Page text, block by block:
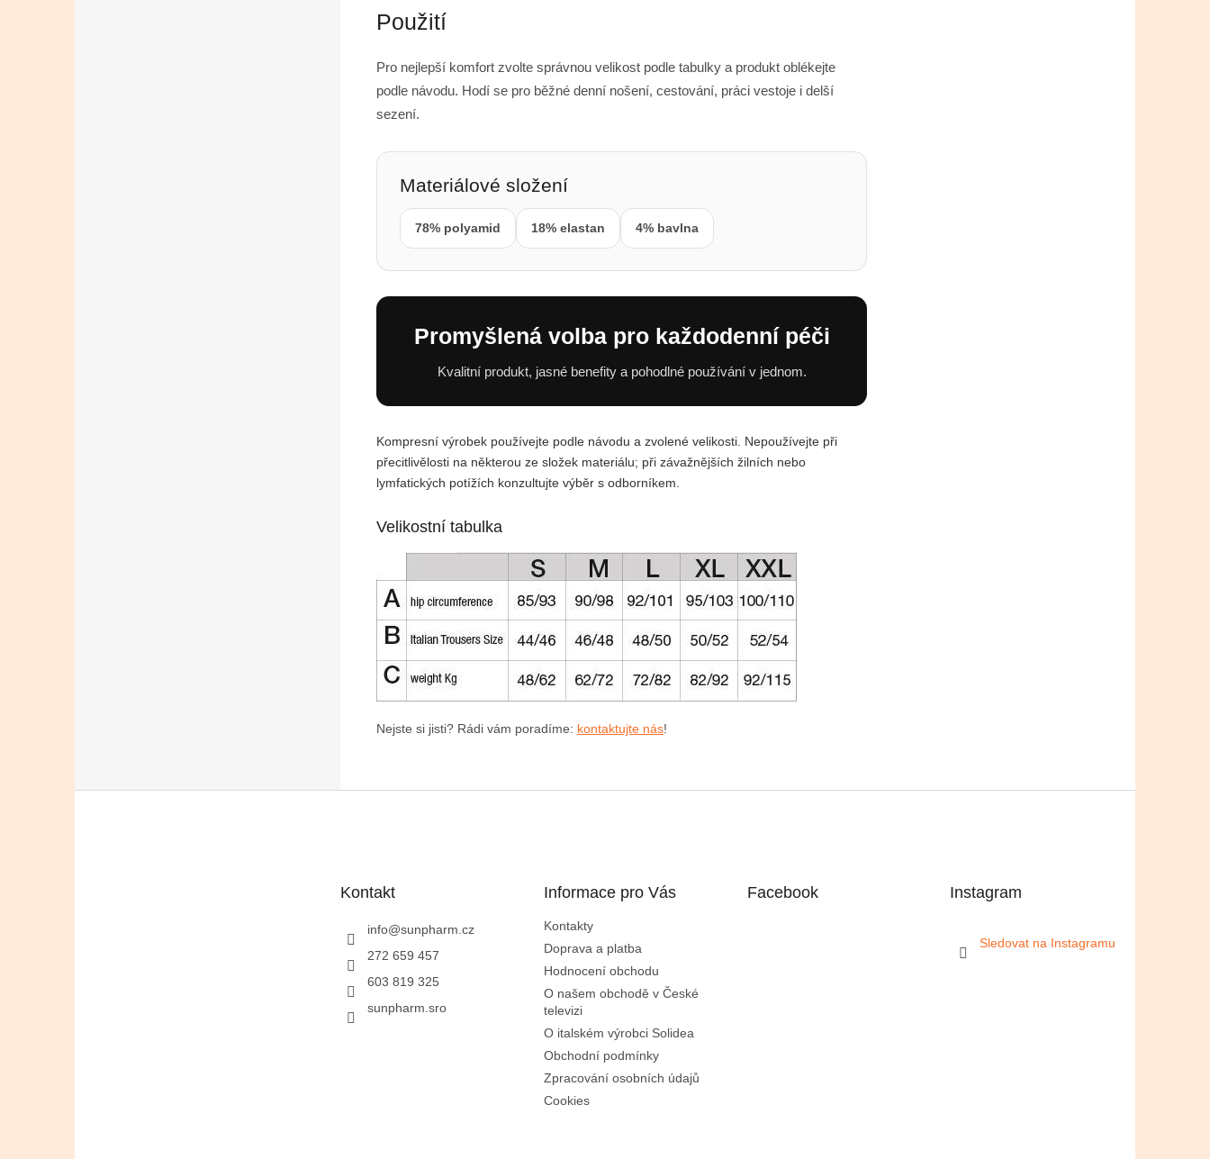
Použití
Pro nejlepší komfort zvolte správnou velikost podle tabulky a produkt oblékejte
podle návodu. Hodí se pro běžné denní nošení, cestování, práci vestoje i delší
sezení.
Materiálové složení
78% polyamid 18% elastan 4% bavlna
Promyšlená volba pro každodenní péči
Kvalitní produkt, jasné benefity a pohodlné používání v jednom.
Kompresní výrobek používejte podle návodu a zvolené velikosti. Nepoužívejte při
přecitlivělosti na některou ze složek materiálu; při závažnějších žilních nebo
lymfatických potížích konzultujte výběr s odborníkem.
Velikostní tabulka
Nejste si jisti? Rádi vám poradíme: kontaktujte nás!
Kontakt
info@sunpharm.cz
272 659 457
603 819 325
sunpharm.sro
Informace pro Vás
Kontakty
Doprava a platba
Hodnocení obchodu
O našem obchodě v České
televizi
O italském výrobci Solidea
Obchodní podmínky
Zpracování osobních údajů
Cookies
Facebook Instagram
Sledovat na Instagramu